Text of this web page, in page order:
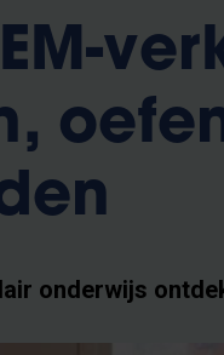
onderwijs